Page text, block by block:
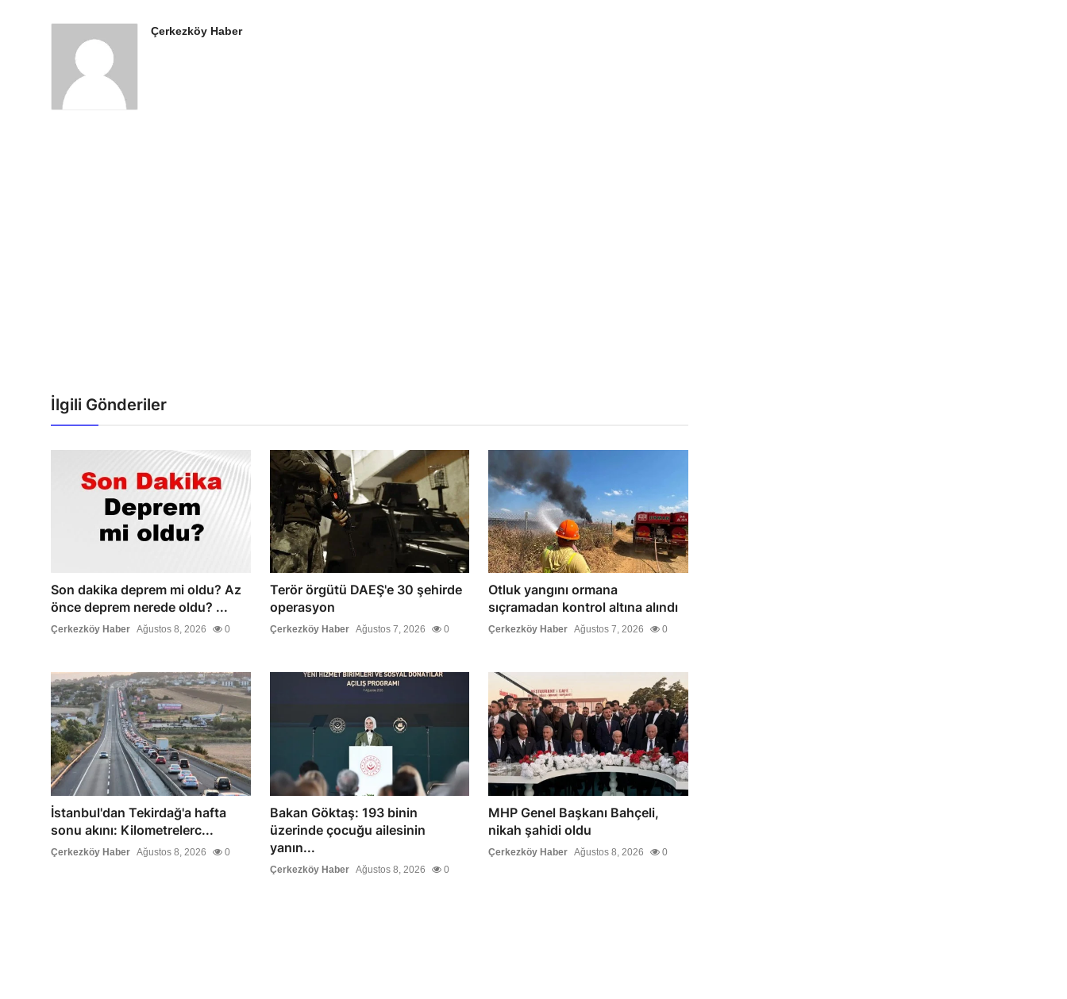
Çerkezköy Haber
İlgili Gönderiler
Son dakika deprem mi oldu? Az
önce deprem nerede oldu? ...
Çerkezköy Haber Ağustos 8, 2026 0
Terör örgütü DAEŞ'e 30 şehirde
operasyon
Çerkezköy Haber Ağustos 7, 2026 0
Otluk yangını ormana
sıçramadan kontrol altına alındı
Çerkezköy Haber Ağustos 7, 2026 0
İstanbul'dan Tekirdağ'a hafta
sonu akını: Kilometrelerc...
Çerkezköy Haber Ağustos 8, 2026 0
Bakan Göktaş: 193 binin
üzerinde çocuğu ailesinin
yanın...
Çerkezköy Haber Ağustos 8, 2026 0
MHP Genel Başkanı Bahçeli,
nikah şahidi oldu
Çerkezköy Haber Ağustos 8, 2026 0